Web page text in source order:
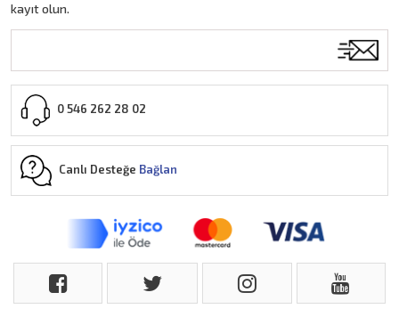
kayıt olun.
0 546 262 28 02
Canlı Desteğe Bağlan